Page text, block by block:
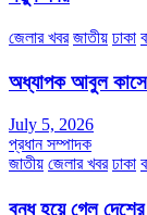
জেলার খবর জাতীয় ঢাকা
অধ্যাপক আবুল
July 5, 2026
প্রধান সম্পাদক
জাতীয় জেলার খবর ঢাকা
বন্ধ হয়ে গেল